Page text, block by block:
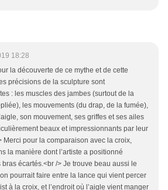
18:28
la découverte de ce mythe et de cette
précisions de la sculpture sont
: les muscles des jambes (surtout de la
les mouvements (du drap, de la fumée),
son mouvement, ses griffes et ses ailes
beaux et impressionnants par leur
Merci pour la comparaison avec la croix,
la manière dont l’artiste a positionné
bras écartés.<br /> Je trouve beau aussi le
pourrait faire entre la lance qui vient percer
à la croix, et l’endroit où l’aigle vient manger